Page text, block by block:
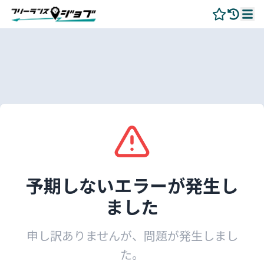
予期しないエラーが発生し
ました
申し訳ありませんが、問題が発生しまし
た。